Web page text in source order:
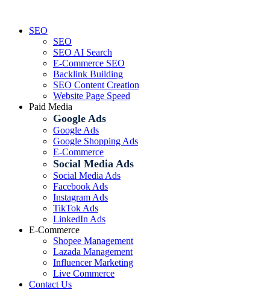
contentSEO
SEO
SEO AI Search
E-Commerce SEO
Backlink Building
SEO Content Creation
Website Page Speed
Paid Media
Google Ads
Google Ads
Google Shopping Ads
E-Commerce
Social Media Ads
Social Media Ads
Facebook Ads
Instagram Ads
TikTok Ads
LinkedIn Ads
E-Commerce
Shopee Management
Lazada Management
Influencer Marketing
Live Commerce
Contact Us